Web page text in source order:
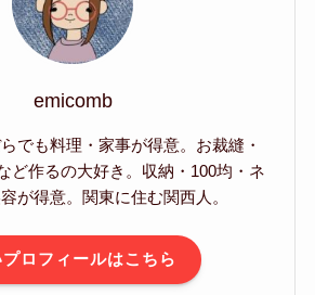
emicomb
でも料理・家事が得意。お裁縫・
ど作るの大好き。収納・100均・ネ
が得意。関東に住む関西人。
ロフィールはこちら